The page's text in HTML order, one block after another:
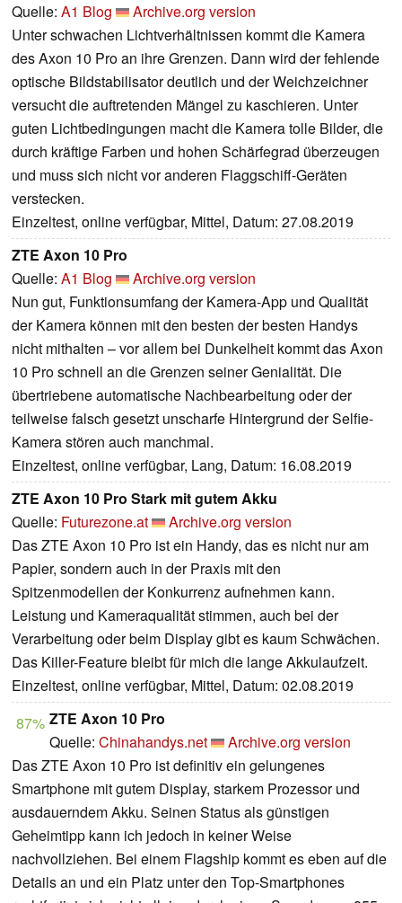
Quelle: A1 Blog
Archive.org version
Unter schwachen Lichtverhältnissen kommt die Kamera
des Axon 10 Pro an ihre Grenzen. Dann wird der fehlende
optische Bildstabilisator deutlich und der Weichzeichner
versucht die auftretenden Mängel zu kaschieren. Unter
guten Lichtbedingungen macht die Kamera tolle Bilder, die
durch kräftige Farben und hohen Schärfegrad überzeugen
und muss sich nicht vor anderen Flaggschiff-Geräten
verstecken.
Einzeltest, online verfügbar, Mittel, Datum: 27.08.2019
ZTE Axon 10 Pro
Quelle: A1 Blog
Archive.org version
Nun gut, Funktionsumfang der Kamera-App und Qualität
der Kamera können mit den besten der besten Handys
nicht mithalten – vor allem bei Dunkelheit kommt das Axon
10 Pro schnell an die Grenzen seiner Genialität. Die
übertriebene automatische Nachbearbeitung oder der
teilweise falsch gesetzt unscharfe Hintergrund der Selfie-
Kamera stören auch manchmal.
Einzeltest, online verfügbar, Lang, Datum: 16.08.2019
ZTE Axon 10 Pro Stark mit gutem Akku
Quelle: Futurezone.at
Archive.org version
Das ZTE Axon 10 Pro ist ein Handy, das es nicht nur am
Papier, sondern auch in der Praxis mit den
Spitzenmodellen der Konkurrenz aufnehmen kann.
Leistung und Kameraqualität stimmen, auch bei der
Verarbeitung oder beim Display gibt es kaum Schwächen.
Das Killer-Feature bleibt für mich die lange Akkulaufzeit.
Einzeltest, online verfügbar, Mittel, Datum: 02.08.2019
87% ZTE Axon 10 Pro
Quelle: Chinahandys.net
Archive.org version
Das ZTE Axon 10 Pro ist definitiv ein gelungenes
Smartphone mit gutem Display, starkem Prozessor und
ausdauerndem Akku. Seinen Status als günstigen
Geheimtipp kann ich jedoch in keiner Weise
nachvollziehen. Bei einem Flagship kommt es eben auf die
Details an und ein Platz unter den Top-Smartphones